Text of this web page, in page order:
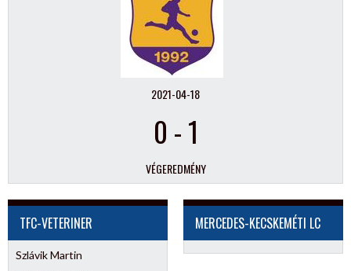
2021-04-18
0 -1
VÉGEREDMÉNY
TFC-VETERINER
Szlávik Martin
MERCEDES-KECSKEMÉTI LC